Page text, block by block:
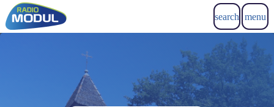
search menu